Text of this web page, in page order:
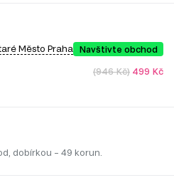
Město Praha Navštivte obchod
(946 Kč) 499 Kč
dobírkou – 49 korun.